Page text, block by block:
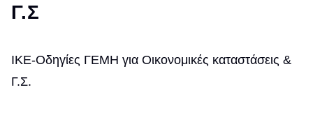
Γ.Σ
ΙΚΕ-Οδηγίες ΓΕΜΗ για Οικονομικές καταστάσεις &
Γ.Σ.